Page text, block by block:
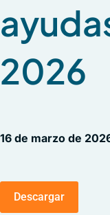
2026
16 de marzo de
Descargar